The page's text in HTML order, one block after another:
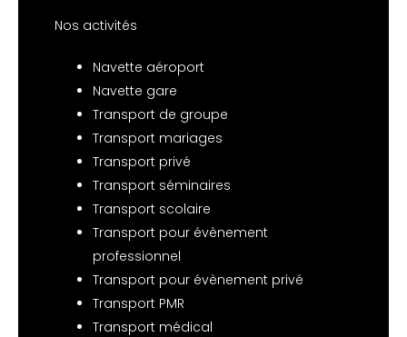
Nos activités
Navette aéroport
Navette gare
Transport de groupe
Transport mariages
Transport privé
Transport séminaires
Transport scolaire
Transport pour évènement
professionnel
Transport pour évènement privé
Transport PMR
Transport médical